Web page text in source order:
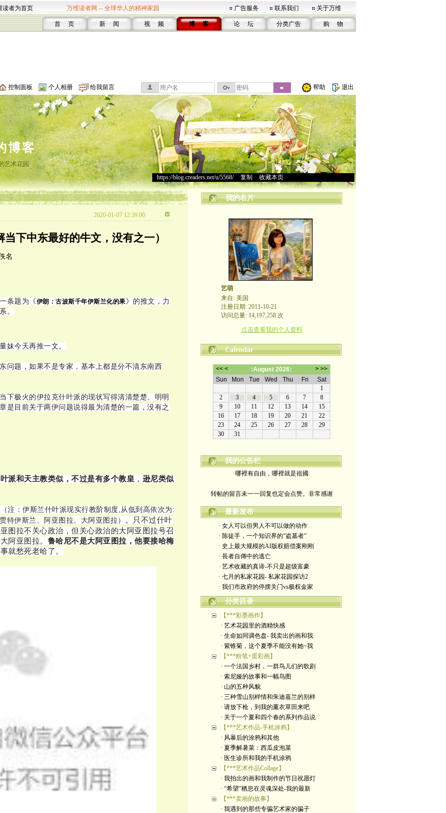
读者为首页 万维读者网 -- 全球华人的精神家园 广告服务 联系我们 关于万维
首 页 新 闻 视 频 博 客 论 坛 分类广告 购 物
控制面板 个人相册 给我留言 帮助 退出
博客
艺术花园
https://blog.creaders.net/u/5568/> 复制 收藏本页
2020-01-07 12:39:00
下中东最好的牛文，没有之一）
条题为《伊朗： 古波斯千年伊斯兰化的果》的推文，力
。
妹今天再推一文。
问题，如果不是专家，基本上都是分不清东南西
下极火的伊拉克什叶派的现状写得清清楚楚、明明
是目前关于两伊问题说得最为清楚的一篇，没有之
派和天主教类似，不过是有多个教皇 ， 逊尼类似
（注：伊斯兰什叶派现实行教阶制度,从低到高依次为:
特伊斯兰、阿亚图拉、大阿亚图拉） 。只不过什叶
图拉不关心政治，但关心政治的大阿亚图拉号召
阿亚图拉。 鲁哈尼不是大阿亚图拉，他要接哈梅
事就愁死老哈了。
我的名片
艺萌
来自: 美国
注册日期: 2011-10-21
访问总量: 14,197,258 次
点击查看我的个人资料
Calendar
我的公告栏
哪裡有自由，哪裡就是祖國
yimengling53@yahoo.com
有意收藏者请私信我，感谢一贯支持
政治转载不一定代表本人意见
艺术博客：https://yimengl.blog
目录中标注星号的为本人艺术原创
最新发布
· 女人可以但男人不可以做的动作
· 陈徒手，一个知识界的“盗墓者”
· 史上最大规模的AI版权赔偿案刚刚
· 長者自傳中的逃亡
· 艺术收藏的真谛-不只是超级富豪
· 七月的私家花园- 私家花园探访2
· 我们市政府的停摆关门vs极权金家
分类目录
【***彩墨画作】
· 艺术花园里的酒精快感
· 生命如同调色盘- 我卖出的画和我
· 紫锥菊，这个夏季不能没有她~我
【***粉笔+蛋彩画】
· 一个法国乡村，一群鸟儿们的歌剧
· 索尼娅的故事和一幅鸟图
· 山的五种风貌
· 三种雪山别样情和朱迪嘉兰的别样
· 请放下枪，到我的薰衣草田来吧
· 关于一个夏和四个春的系列作品说
【***艺术作品-手机涂鸦】
· 风暴后的涂鸦和其他
· 夏季解暑菜：西瓜皮泡菜
· 医生诊所和我的手机涂鸦
【***艺术作品Collage】
· 我拍出的画和我制作的节日祝愿灯
· “希望”栖息在灵魂深处-我的最新
【***卖画的故事】
· 我遇到的那些专骗艺术家的骗子